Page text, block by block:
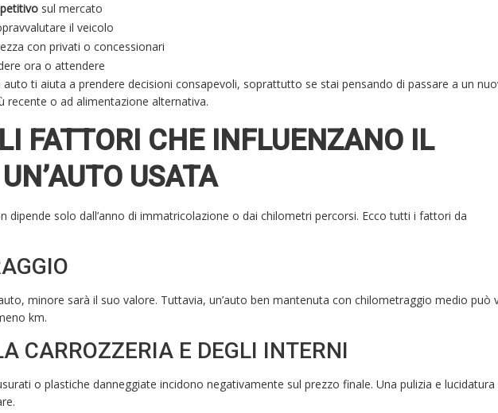
sul mercato
il veicolo
con privati o concessionari
ora o attendere
ti aiuta a prendere decisioni consapevoli, soprattutto se stai pensando di passare a un
recente o ad alimentazione alternativa.
FATTORI CHE INFLUENZANO IL
USATA
dipende solo dall’anno di immatricolazione o dai chilometri percorsi. Ecco tutti i fattori da
minore sarà il suo valore. Tuttavia, un’auto ben mantenuta con chilometraggio medio può
km.
CARROZZERIA E DEGLI INTERNI
o plastiche danneggiate incidono negativamente sul prezzo finale. Una pulizia e lucidatura